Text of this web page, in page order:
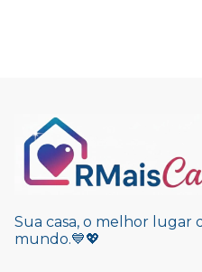
Sua casa, o melhor lugar
mundo.💙💖